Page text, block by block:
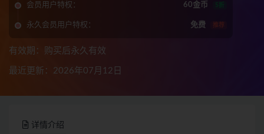
会员用户特权： 60金币 5折
永久会员用户特权： 免费 推荐
有效期：购买后永久有效
最近更新：2026年07月12日
详情介绍